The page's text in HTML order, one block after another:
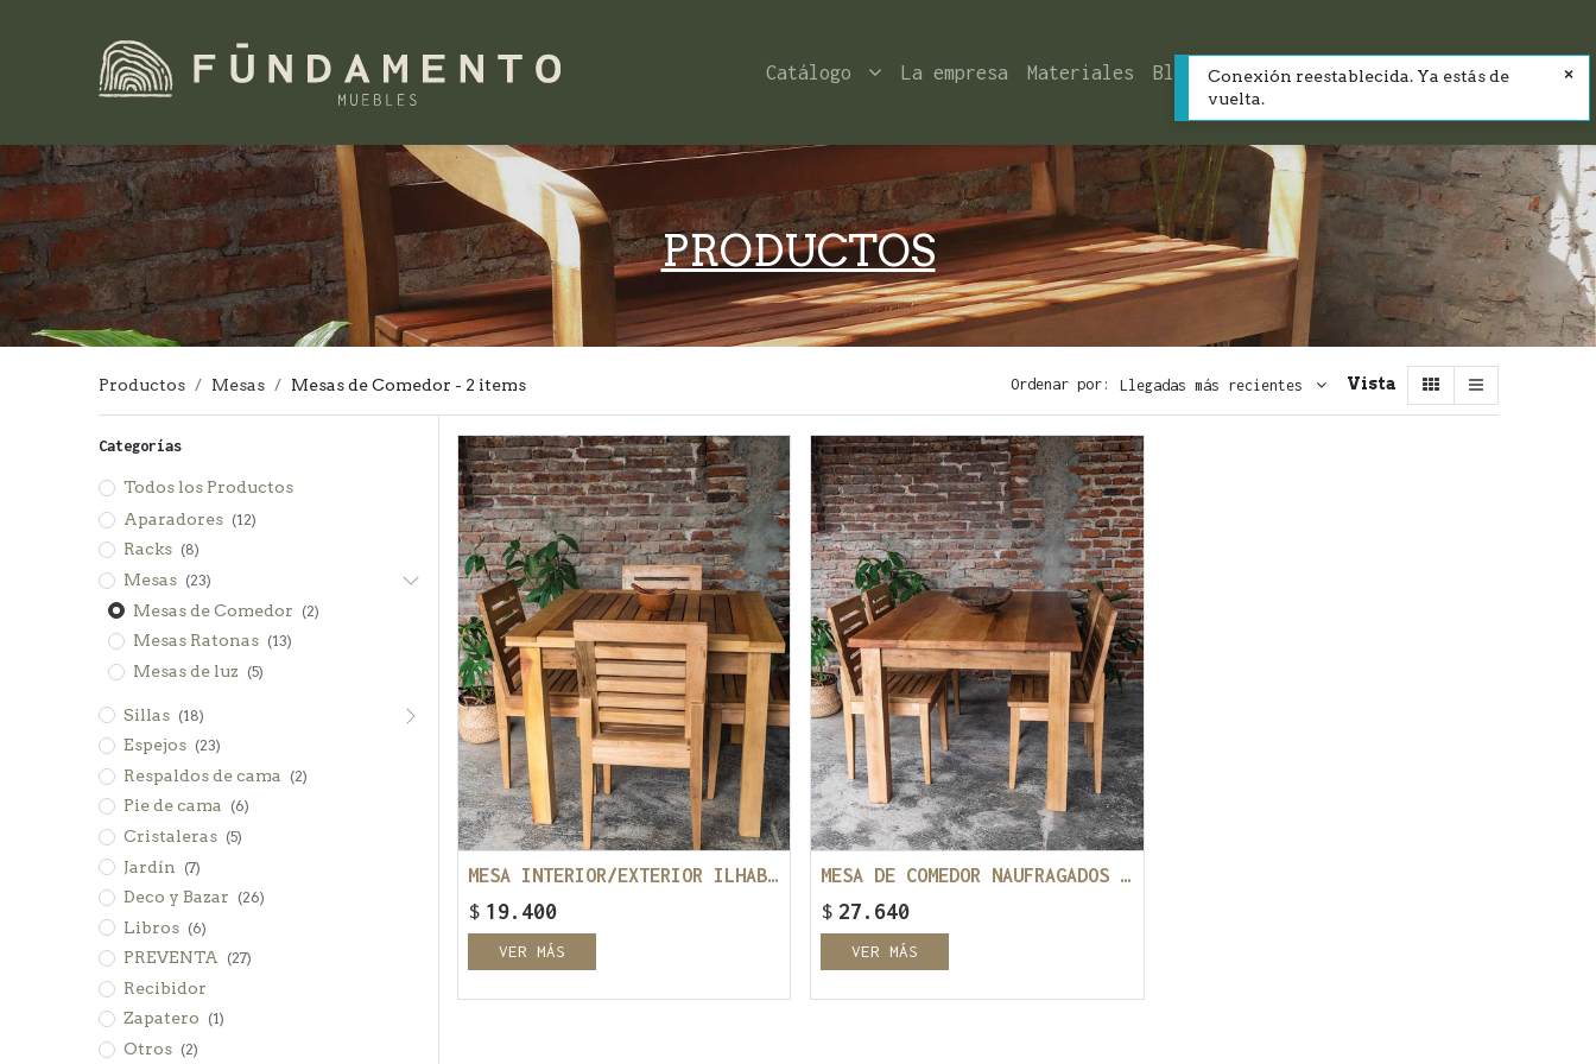
Catálogo La empresa Materiales Blog Contacto
PRODUCTOS
Productos Mesas Mesas de Comedor - 2 items Ordenar por: Llegadas más recientes Vista
Categorías
Todos los Productos
Aparadores (12)
Racks (8)
Mesas (23)
Mesas de Comedor (2)
Mesas Ratonas (13)
Mesas de luz (5)
Sillas (18)
Espejos (23)
Respaldos de cama (2)
Pie de cama (6)
Cristaleras (5)
Jardín (7)
Deco y Bazar (26)
Libros (6)
PREVENTA (27)
Recibidor
Zapatero (1)
Otros (2)
MESA INTERIOR/EXTERIOR ILHABELA 100x100
$19.400
VER MÁS
MESA DE COMEDOR NAUFRAGADOS 160x100
$27.640
VER MÁS
Conexión reestablecida. Ya estás de
vuelta.